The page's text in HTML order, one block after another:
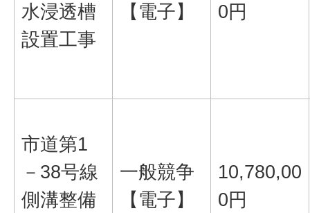
水浸透槽
設置工事
【電子】
0円
市道第1
－38号線
側溝整備
一般競争
【電子】
10,780,00
0円